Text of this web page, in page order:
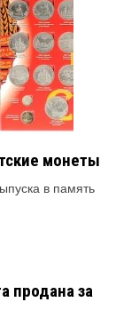
монеты
в память
продана за